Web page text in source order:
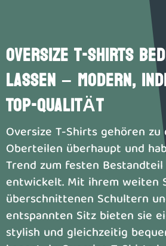
OVERSIZE T-SHIRTS
LASSEN – MODERN,
TOP-QUALITÄT
Oversize T-Shirts gehören
Oberteilen überhaupt und
Trend zum festen
entwickelt. Mit ihrem weiten
überschnittenen Schultern
entspannten Sitz bieten sie
stylish und gleichzeitig